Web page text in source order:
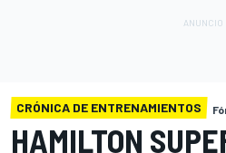
CRÓNICA DE ENTRENAMIENTOS
HAMILTON